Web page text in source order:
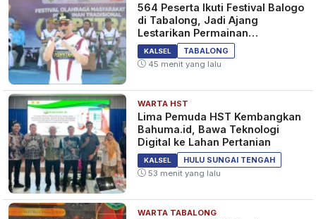
564 Peserta Ikuti Festival Balogo
di Tabalong, Jadi Ajang
Lestarikan Permainan
Tradisional
KALSEL
TABALONG
45 menit yang lalu
WARTA HST
Lima Pemuda HST Kembangkan
Bahuma.id, Bawa Teknologi
Digital ke Lahan Pertanian
KALSEL
HULU SUNGAI TENGAH
53 menit yang lalu
WARTA TABALONG